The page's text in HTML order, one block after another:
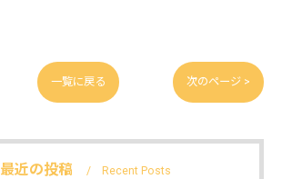
一覧に戻る 次のページ >
最近の投稿 Recent Posts